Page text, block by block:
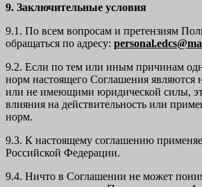
9. Заключительные условия
9.1. По всем вопросам и претензиям
обращаться по адресу:
9.2. Если по тем или иным причинам
норм настоящего Соглашения являются
или не имеющими юридической силы,
влияния на действительность или
норм.
9.3. К настоящему соглашению
Российской Федерации.
9.4. Ничто в Соглашении не может